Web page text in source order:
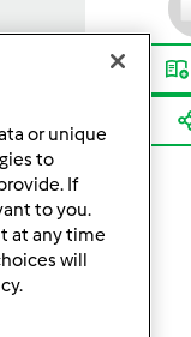
or unique
to
If
to you.
at any time
will